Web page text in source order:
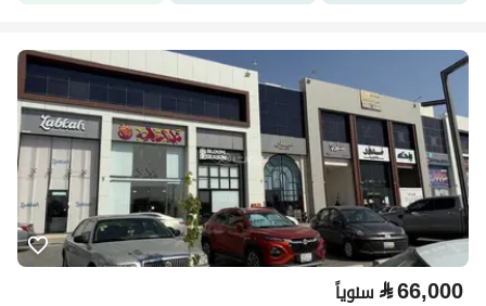
⃁66,000 سنوياً